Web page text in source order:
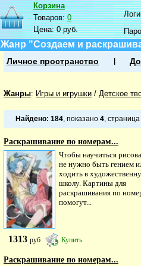
Корзина
Товаров:0
Цена:0 руб.
Жанр "Создаем и
Личное пространство
Жанры: Игры и игрушки / Детское
Найдено: 184, показано 4, страница
Раскрашивание по номерам...
Чтобы научиться
не нужно быть гением
ходить в
школу. Картины для
раскрашивания по
помогут...
1313 руб Купить
Раскрашивание по номерам...